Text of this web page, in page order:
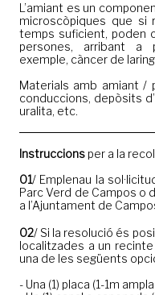
L’amiant es un
microscòpiques que si
temps suficient, poden
persones, arribant a
exemple, càncer de
Materials amb amiant /
conduccions, depòsits
uralita, etc.
Instruccions per a la
01/ Emplenau la
Parc Verd de Campos o
a l’Ajuntament de
02/ Si la resolució és
localitzades a un
una de les següents
- Una (1) placa (1-1m